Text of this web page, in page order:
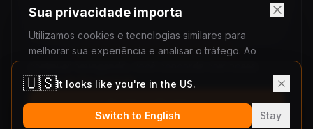
🇺🇸It looks like you're in the US.
Switch to English Stay
do dispositivo informático defeituoso e executada somente pela
equipe de funcionários da empresa, em laboratório próprio, sem
terceirização de qualquer etapa do processo de atendimento.
ATENDIMENTO ESPECIALIZADO 24H
Copyright © 2001 -
HD Doctor – Data Recovery
Services
Sua privacidade importa
Utilizamos cookies e tecnologias similares para
melhorar sua experiência e analisar o tráfego. Ao
Política de Privacidade.
Aceitar e Continuar